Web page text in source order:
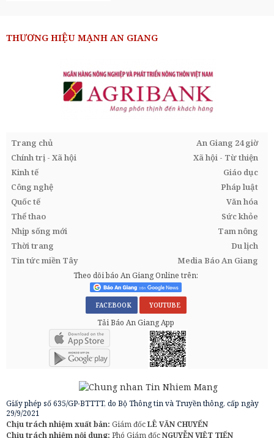
THƯƠNG HIỆU MẠNH AN GIANG
Trang chủ
An Giang 24 giờ
Chính trị - Xã hội
Xã hội - Từ thiện
Kinh tế
Giáo dục
Công nghệ
Pháp luật
Quốc tế
Văn hóa
Thể thao
Sức khỏe
Nhịp sống mới
Tam nông
Thời trang
Du lịch
Tin tức miền Tây
Media Báo An Giang
Theo dõi báo An Giang Online trên:
FACEBOOK YOUTUBE
Tải Báo An Giang App
Giấy phép số 635/GP-BTTTT, do Bộ Thông tin và Truyền thông, cấp ngày
29/9/2021
Chịu trách nhiệm xuất bản: Giám đốcLÊ VĂN CHUYỂN
Chịu trách nhiệm nội dung: Phó Giám đốcNGUYỄN VIỆT TIẾN